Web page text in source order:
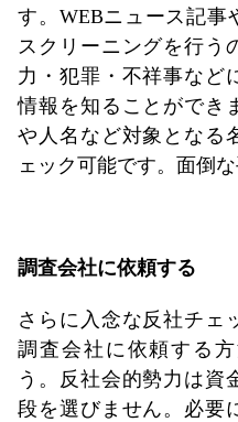
す。WEBニュース記事
スクリーニングを行う
力・犯罪・不祥事など
情報を知ることができ
や人名など対象となる
ェック可能です。面倒
調査会社に依頼する
さらに入念な反社チェ
調査会社に依頼する
う。反社会的勢力は資
段を選びません。必要